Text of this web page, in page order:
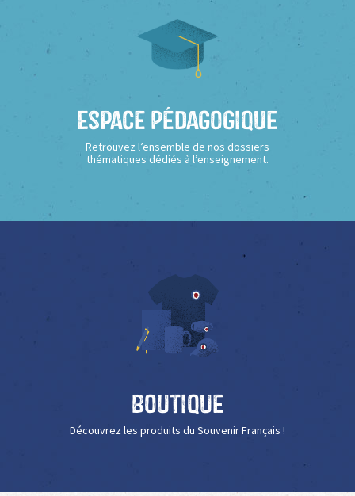
Espace Pédagogique
Retrouvez l’ensemble de nos dossiers
thématiques dédiés à l’enseignement.
Boutique
Découvrez les produits du Souvenir Français !